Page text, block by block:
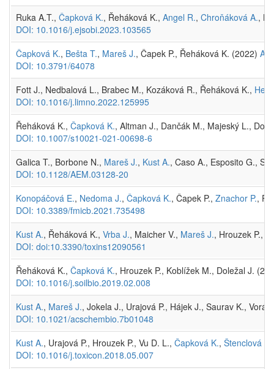
Ruka A.T., Čapková K., Řeháková K., Angel R., Chroňáková A.,
DOI: 10.1016/j.ejsobi.2023.103565
Čapková K., Bešta T., Mareš J., Čapek P., Řeháková K. (2022) A
DOI: 10.3791/64078
Fott J., Nedbalová L., Brabec M., Kozáková R., Řeháková K.,
DOI: 10.1016/j.limno.2022.125995
Řeháková K., Čapková K., Altman J., Dančák M., Majeský L.,
DOI: 10.1007/s10021-021-00698-6
Galica T., Borbone N., Mareš J., Kust A., Caso A., Esposito G.,
DOI: 10.1128/AEM.03128-20
Konopáčová E., Nedoma J., Čapková K., Čapek P., Znachor P.,
DOI: 10.3389/fmicb.2021.735498
Kust A., Řeháková K., Vrba J., Maicher V., Mareš J., Hrouzek P.,
DOI: doi:10.3390/toxins12090561
Řeháková K., Čapková K., Hrouzek P., Koblížek M., Doležal J.
DOI: 10.1016/j.soilbio.2019.02.008
Kust A., Mareš J., Jokela J., Urajová P., Hájek J., Saurav K.,
DOI: 10.1021/acschembio.7b01048
Kust A., Urajová P., Hrouzek P., Vu D. L., Čapková K., Štenclová L.
DOI: 10.1016/j.toxicon.2018.05.007